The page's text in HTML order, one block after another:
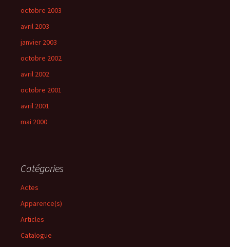
octobre 2003
avril 2003
janvier 2003
octobre 2002
avril 2002
octobre 2001
avril 2001
mai 2000
Catégories
Actes
Apparence(s)
Articles
Catalogue